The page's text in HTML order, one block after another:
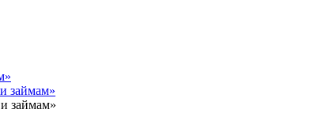
займам»
займам»